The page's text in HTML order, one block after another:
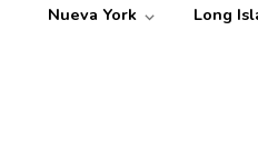
Nueva York Long